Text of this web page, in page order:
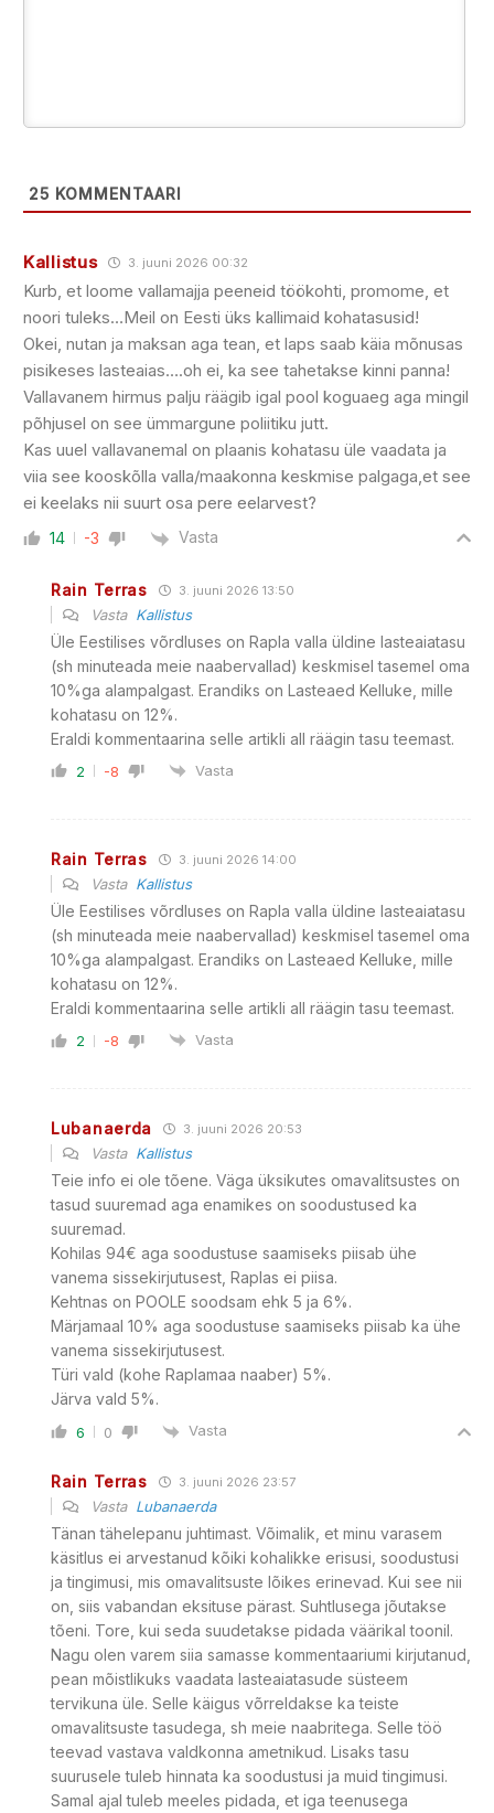
25 KOMMENTAARI
Kallistus 3. juuni 2026 00:32
Kurb, et loome vallamajja peeneid töökohti, promome, et
noori tuleks…Meil on Eesti üks kallimaid kohatasusid!
Okei, nutan ja maksan aga tean, et laps saab käia mõnusas
pisikeses lasteaias….oh ei, ka see tahetakse kinni panna!
Vallavanem hirmus palju räägib igal pool koguaeg aga mingil
põhjusel on see ümmargune poliitiku jutt.
Kas uuel vallavanemal on plaanis kohatasu üle vaadata ja
viia see kooskõlla valla/maakonna keskmise palgaga,et see
ei keelaks nii suurt osa pere eelarvest?
14 -3 Vasta
Rain Terras 3. juuni 2026 13:50
Vasta Kallistus
Üle Eestilises võrdluses on Rapla valla üldine lasteaiatasu
(sh minuteada meie naabervallad) keskmisel tasemel oma
10%ga alampalgast. Erandiks on Lasteaed Kelluke, mille
kohatasu on 12%.
Eraldi kommentaarina selle artikli all räägin tasu teemast.
2 -8 Vasta
Rain Terras 3. juuni 2026 14:00
Vasta Kallistus
Üle Eestilises võrdluses on Rapla valla üldine lasteaiatasu
(sh minuteada meie naabervallad) keskmisel tasemel oma
10%ga alampalgast. Erandiks on Lasteaed Kelluke, mille
kohatasu on 12%.
Eraldi kommentaarina selle artikli all räägin tasu teemast.
2 -8 Vasta
Lubanaerda 3. juuni 2026 20:53
Vasta Kallistus
Teie info ei ole tõene. Väga üksikutes omavalitsustes on
tasud suuremad aga enamikes on soodustused ka
suuremad.
Kohilas 94€ aga soodustuse saamiseks piisab ühe
vanema sissekirjutusest, Raplas ei piisa.
Kehtnas on POOLE soodsam ehk 5 ja 6%.
Märjamaal 10% aga soodustuse saamiseks piisab ka ühe
vanema sissekirjutusest.
Türi vald (kohe Raplamaa naaber) 5%.
Järva vald 5%.
6 0 Vasta
Rain Terras 3. juuni 2026 23:57
Vasta Lubanaerda
Tänan tähelepanu juhtimast. Võimalik, et minu varasem
käsitlus ei arvestanud kõiki kohalikke erisusi, soodustusi
ja tingimusi, mis omavalitsuste lõikes erinevad. Kui see nii
on, siis vabandan eksituse pärast. Suhtlusega jõutakse
tõeni. Tore, kui seda suudetakse pidada väärikal toonil.
Nagu olen varem siia samasse kommentaariumi kirjutanud,
pean mõistlikuks vaadata lasteaiatasude süsteem
tervikuna üle. Selle käigus võrreldakse ka teiste
omavalitsuste tasudega, sh meie naabritega. Selle töö
teevad vastava valdkonna ametnikud. Lisaks tasu
suurusele tuleb hinnata ka soodustusi ja muid tingimusi.
Samal ajal tuleb meeles pidada, et iga teenusega